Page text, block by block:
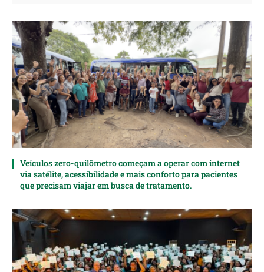
Veículos zero-quilômetro começam a operar com internet
via satélite, acessibilidade e mais conforto para pacientes
que precisam viajar em busca de tratamento.